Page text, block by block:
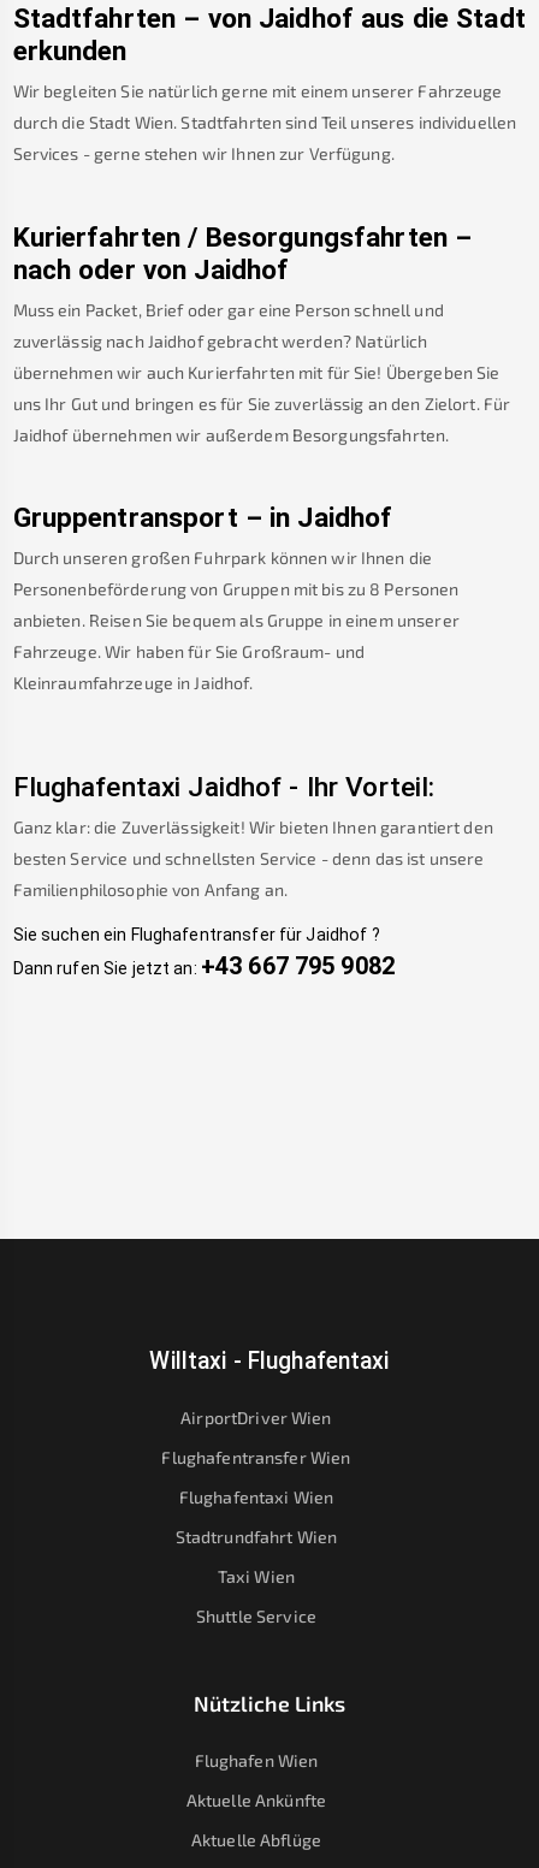
Stadtfahrten – von Jaidhof aus die Stadt
erkunden
Wir begleiten Sie natürlich gerne mit einem unserer Fahrzeuge
durch die Stadt Wien. Stadtfahrten sind Teil unseres individuellen
Services - gerne stehen wir Ihnen zur Verfügung.
Kurierfahrten / Besorgungsfahrten –
nach oder von Jaidhof
Muss ein Packet, Brief oder gar eine Person schnell und
zuverlässig nach Jaidhof gebracht werden? Natürlich
übernehmen wir auch Kurierfahrten mit für Sie! Übergeben Sie
uns Ihr Gut und bringen es für Sie zuverlässig an den Zielort. Für
Jaidhof übernehmen wir außerdem Besorgungsfahrten.
Gruppentransport – in Jaidhof
Durch unseren großen Fuhrpark können wir Ihnen die
Personenbeförderung von Gruppen mit bis zu 8 Personen
anbieten. Reisen Sie bequem als Gruppe in einem unserer
Fahrzeuge. Wir haben für Sie Großraum- und
Kleinraumfahrzeuge in Jaidhof.
Flughafentaxi Jaidhof - Ihr Vorteil:
Ganz klar: die Zuverlässigkeit! Wir bieten Ihnen garantiert den
besten Service und schnellsten Service - denn das ist unsere
Familienphilosophie von Anfang an.
Sie suchen ein Flughafentransfer für Jaidhof ?
Dann rufen Sie jetzt an: +43 667 795 9082
Willtaxi - Flughafentaxi
AirportDriver Wien
Flughafentransfer Wien
Flughafentaxi Wien
Stadtrundfahrt Wien
Taxi Wien
Shuttle Service
Nützliche Links
Flughafen Wien
Aktuelle Ankünfte
Aktuelle Abflüge